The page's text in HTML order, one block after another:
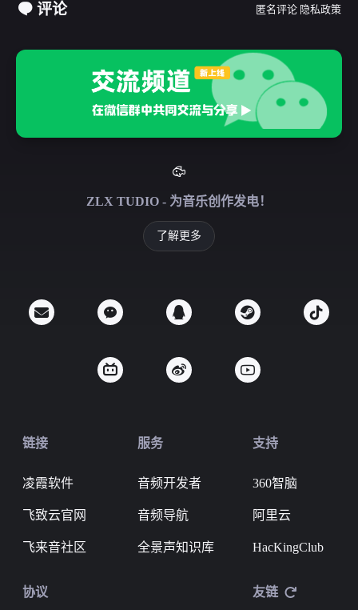
评论 匿名评论 隐私政策
ZLX TUDIO - 为音乐创作发电！
了解更多
链接
凌霞软件
飞致云官网
飞来音社区
服务
音频开发者
音频导航
全景声知识库
支持
360智脑
阿里云
HacKingClub
协议 友链